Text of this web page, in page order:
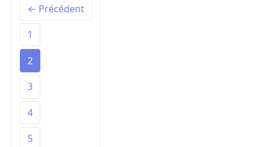
← Précédent
1
2
3
4
5